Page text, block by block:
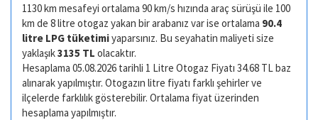
1130 km mesafeyi ortalama 90 km/s hızında araç sürüşü ile 100
km de 8 litre otogaz yakan bir arabanız var ise ortalama 90.4
litre LPG tüketimiyaparsınız. Bu seyahatin maliyeti size
yaklaşık3135 TL olacaktır.
Hesaplama 05.08.2026 tarihli 1 Litre Otogaz Fiyatı 34.68 TL baz
alınarak yapılmıştır. Otogazın litre fiyatı farklı şehirler ve
ilçelerde farklılık gösterebilir. Ortalama fiyat üzerinden
hesaplama yapılmıştır.